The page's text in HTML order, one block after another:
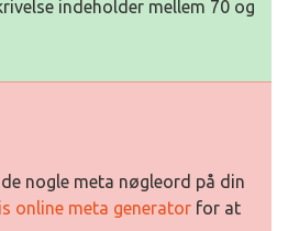
indeholder mellem 70 og
nogle meta nøgleord på din
online meta generator for at